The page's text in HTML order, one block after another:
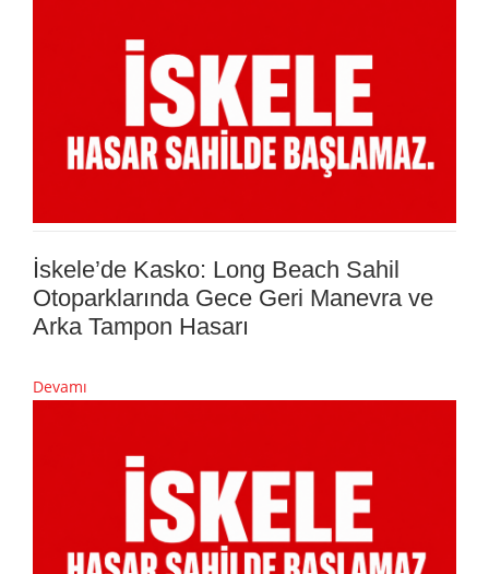
İskele’de Kasko: Long Beach Sahil
Otoparklarında Gece Geri Manevra ve
Arka Tampon Hasarı
Devamı